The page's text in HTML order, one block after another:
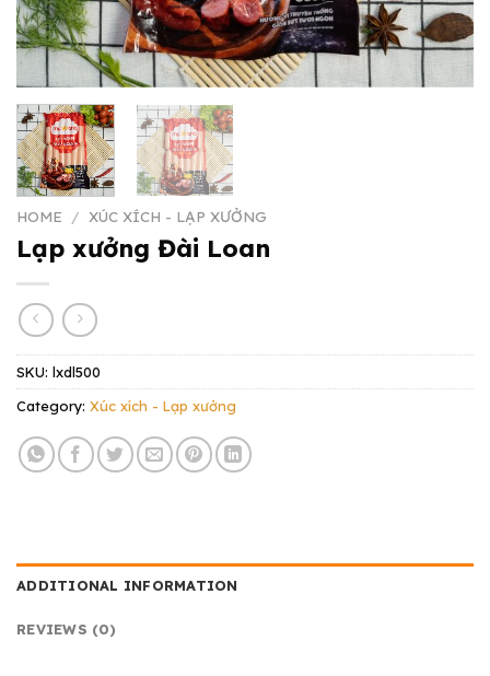
HOME / XÚC XÍCH - LẠP XƯỞNG
Lạp xưởng Đài Loan
SKU: lxdl500
Category: Xúc xích - Lạp xưởng
ADDITIONAL INFORMATION
REVIEWS (0)